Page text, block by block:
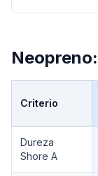
Neopreno
Criterio
Dureza
Shore A